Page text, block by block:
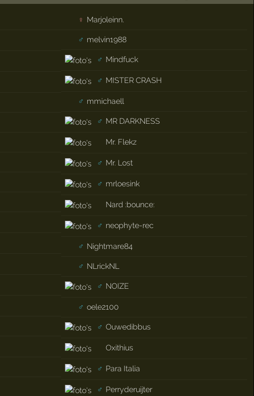
♀ Marjoleinn.
♂ melvin1988
♂ Mindfuck
♂ MISTER CRASH
♂ mmichaell
♂ MR DARKNESS
Mr. Flekz
♂ Mr. Lost
♂ mrloesink
Nard :bounce:
♂ neophyte-rec
♂ Nightmare84
♂ NLrickNL
♂ NOIZE
♂ oele2100
♂ Ouwedibbus
Oxithius
♂ Para Italia
♂ Perryderuijter